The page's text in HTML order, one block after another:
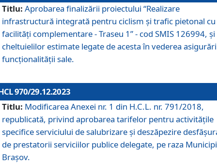
Titlu: Aprobarea finalizării proiectului “Realizare
infrastructură integrată pentru ciclism şi trafic pietonal cu
facilităţi complementare - Traseu 1” - cod SMIS 126994, și
cheltuielilor estimate legate de acesta în vederea
funcționalității sale.
970/29.12.2023
Titlu: Modificarea Anexei nr. 1 din H.C.L. nr. 791/2018,
republicată, privind aprobarea tarifelor pentru activitățile
specifice serviciului de salubrizare și deszăpezire
de prestatorii serviciilor publice delegate, pe raza
Brașov.